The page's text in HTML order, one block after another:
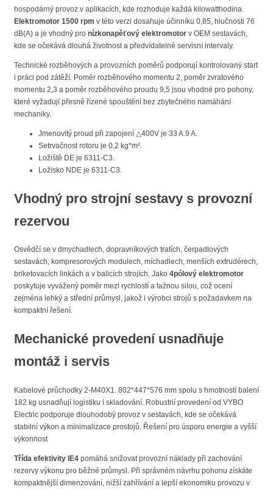
hospodárný provoz v aplikacích, kde rozhoduje každá kilowatthodina.
Elektromotor 1500 rpm v této verzi dosahuje účinníku 0,85, hlučnosti 76
dB(A) a je vhodný pro nízkonapěťový elektromotor v OEM sestavách,
kde se očekává dlouhá životnost a předvídatelné servisní intervaly.
Technické rozběhových a provozních poměrů podporují kontrolovaný start
i práci pod zátěží. Poměr rozběhového momentu 2, poměr zvratového
momentu 2,3 ​​a poměr rozběhového proudu 9,5 jsou vhodné pro pohony,
které vyžadují přesně řízené spouštění bez zbytečného namáhání
mechaniky.
Jmenovitý proud při zapojení △400V je 33 A.9 A.
Setrvačnost rotoru je 0,2 kg*m².
Ložiště DE je 6311-C3.
Ložisko NDE je 6311-C3.
Vhodný pro strojní sestavy s provozní
rezervou
Osvědčí se v dmychadlech, dopravníkových tratích, čerpadlových
sestavách, kompresorových modulech, míchadlech, menších extrudérech,
briketovacích linkách a v balicích strojích. Jako 4pólový elektromotor
poskytuje vyvážený poměr mezi rychlostí a tažnou silou, což ocení
zejména lehký a střední průmysl, jakož i výrobci strojů s požadavkem na
kompaktní řešení.
Mechanické provedení usnadňuje
montáž i servis
Kabelové průchodky 2-M40X1. 802*447*576 mm spolu s hmotností balení
182 kg usnadňují logistiku i skladování. Robustní provedení od VYBO
Electric podporuje dlouhodobý provoz v sestavách, kde se očekává
stabilní výkon a minimalizace prostojů. Řešení pro úsporu energie a vyšší
výkonnost
Třída efektivity IE4 pomáhá snižovat provozní náklady při zachování
rezervy výkonu pro běžné průmysl. Při správném návrhu pohonu získáte
kompaktnější dimenzování, nižší zahřívání a lepší ekonomiku provozu v